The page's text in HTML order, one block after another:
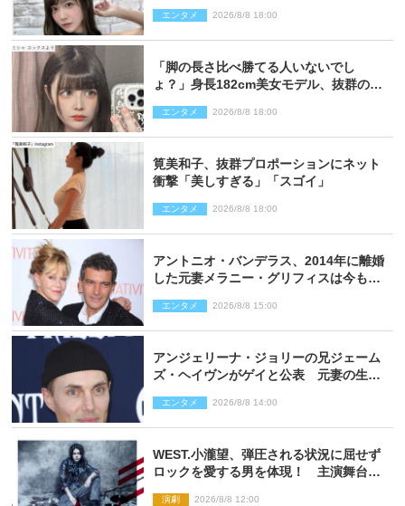
エンタメ 2026/8/8 18:00
「脚の長さ比べ勝てる人いないでし
ょ？」身長182cm美女モデル、抜群のプ
エンタメ 2026/8/8 18:00
筧美和子、抜群プロポーションにネット
衝撃「美しすぎる」「スゴイ」
エンタメ 2026/8/8 18:00
アントニオ・バンデラス、2014年に離婚
した元妻メラニー・グリフィスは今も
エンタメ 2026/8/8 15:00
アンジェリーナ・ジョリーの兄ジェーム
ズ・ヘイヴンがゲイと公表 元妻の生配
エンタメ 2026/8/8 14:00
WEST.小瀧望、弾圧される状況に屈せず
ロックを愛する男を体現！ 主演舞台
演劇 2026/8/8 12:00